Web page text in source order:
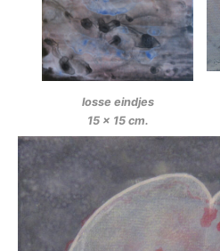
losse eindjes
15 x 15 cm.